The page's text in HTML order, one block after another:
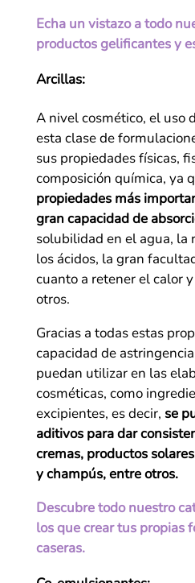
Echa un vistazo a todo
productos gelificantes y
Arcillas:
A nivel cosmético, el uso
esta clase de
sus propiedades físicas,
composición química, ya
propiedades más
gran capacidad de
solubilidad en el agua, la
los ácidos, la gran
cuanto a retener el calor
otros.
Gracias a todas estas
capacidad de
puedan utilizar en las
cosméticas, como
excipientes, es decir, se
aditivos para dar
cremas, productos
y champús, entre otros.
Descubre todo nuestro
los que crear tus propias
caseras.